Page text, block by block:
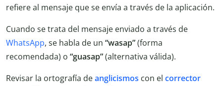
refiere al mensaje que se envía a través de la aplicación.
Cuando se trata del mensaje enviado a través de
WhatsApp, se habla de un “wasap”(forma
recomendada) o “guasap”(alternativa válida).
Revisar la ortografía deanglicismos con el corrector